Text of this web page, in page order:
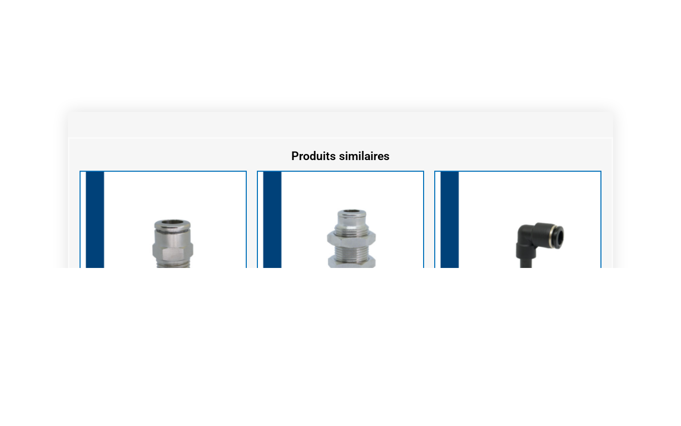
Produits similaires